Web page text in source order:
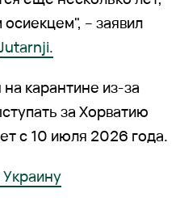
– заявил
карантине из-за
за Хорватию
с 10 июля 2026 года.
Украину